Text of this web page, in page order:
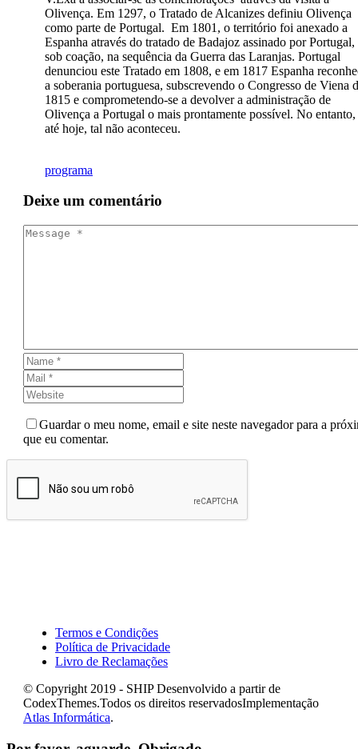
Olivença. Em 1297, o Tratado de Alcanizes definiu Olivença
como parte de Portugal. Em 1801, o território foi anexado a
Espanha através do tratado de Badajoz assinado por Portugal,
sob coação, na sequência da Guerra das Laranjas. Portugal
denunciou este Tratado em 1808, e em 1817 Espanha
a soberania portuguesa, subscrevendo o Congresso de Viena
1815 e comprometendo-se a devolver a administração de
Olivença a Portugal o mais prontamente possível. No entanto,
até hoje, tal não aconteceu.
programa
Deixe um comentário
Guardar o meu nome, email e site neste navegador para a
que eu comentar.
Termos e Condições
Política de Privacidade
Livro de Reclamações
© Copyright 2019 - SHIP Desenvolvido a partir de
CodexThemes.Todos os direitos reservadosImplementação
Atlas Informática.